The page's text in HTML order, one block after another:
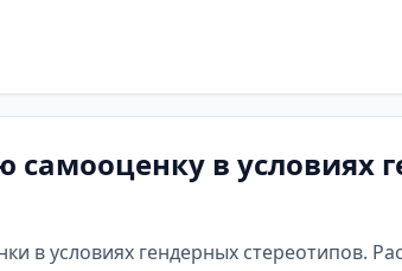
в условиях
условиях гендерных стереотипов.